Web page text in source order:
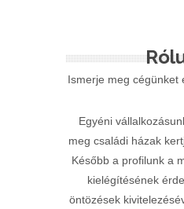
Ismerje meg cégünket
Egyéni
meg családi házak
Később a profilunk a
kielégítésének
öntözések